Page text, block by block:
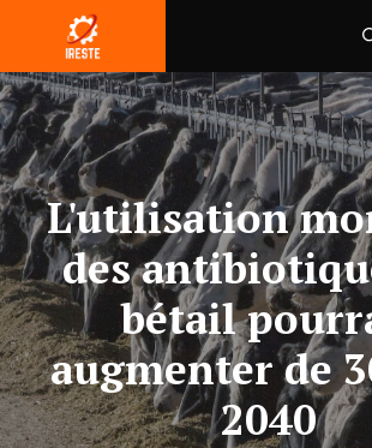
contenu
L'utilisation
des
bétail
augmenter de
2040